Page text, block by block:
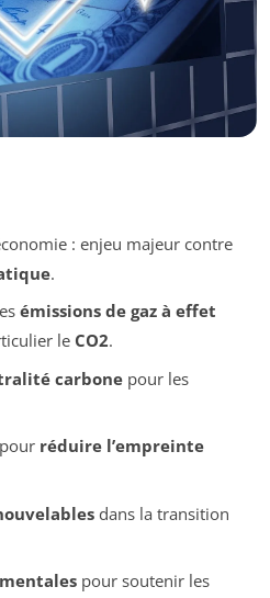
: enjeu majeur contre
.
émissions de gaz à effet
le CO2.
carbonepour les
réduire l’empreinte
dans la transition
pour soutenir les